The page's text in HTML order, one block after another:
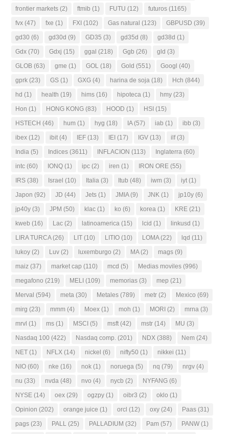
frontier markets (2) ftmib (1) FUTU (12) futuros (1165)
fvx (47) fxe (1) FXI (102) Gas natural (123) GBPUSD (39)
gd30 (6) gd30d (9) GD35 (3) gd35d (8) gd38d (1)
Gdx (70) Gdxj (15) ggal (218) Ggb (26) gld (3)
GLOB (63) gme (1) GOL (18) Gold (551) Googl (40)
gprk (23) GS (1) GXG (4) harina de soja (18) Hch (844)
hd (1) health (19) hims (16) hipoteca (1) hmy (23)
Hon (1) HONG KONG (83) HOOD (1) HSI (15)
HSTECH (46) hum (1) hyg (18) IA(57) iab (1) ibb (3)
ibex (12) ibit (4) IEF (13) IEI (17) IGV (13) ilf(3)
India (5) Indices (3611) INFLACION (113) Inglaterra (60)
intc (60) IONQ (1) ipc (2) iren (1) IRON ORE (55)
IRS (38) Israel (10) Italia (3) Itub (48) iwm (3) iyt (1)
Japon (92) JD (44) Jets (1) JMIA(9) JNK (1) jp10y (6)
jp40y (3) JPM (50) klac (1) ko (6) korea (1) KRE (21)
kweb (16) Lac (2) latinoamerica (15) lcid (1) linkusd (1)
LIRA TURCA(26) LIT (10) LITIO (10) LOMA(22) lqd (11)
lukoy (2) Luv (2) luxemburgo (2) MA(2) mags (9)
maiz (37) market cap (110) mcd (5) Medias moviles (996)
megafono (219) MELI (109) memorias (3) mep (21)
Merval (594) meta (30) Metales (789) metr (2) Mexico (69)
mirg (23) mmm (4) Moex (1) moh (1) MORI (2) mrna (3)
mrvl (1) ms (1) MSCI (5) msft (42) mstr (14) MU (3)
Nasdaq 100 (422) Nasdaq comp. (201) NDX (388) Nem (24)
NET (1) NFLX (14) nickel (6) nifty50 (1) nikkei (11)
NIO (60) nke (16) nok (1) noruega (5) nq (79) nrgv (4)
nu (33) nvda (48) nvo (4) nycb (2) NYFANG (6)
NYSE (14) oex (29) ogzpy (1) oibr3 (2) oklo (1)
Opinion (202) orange juice (1) orcl (12) oxy (24) Paas (31)
pags (23) PALL (25) PALLADIUM (32) Pam (57) PANW (1)